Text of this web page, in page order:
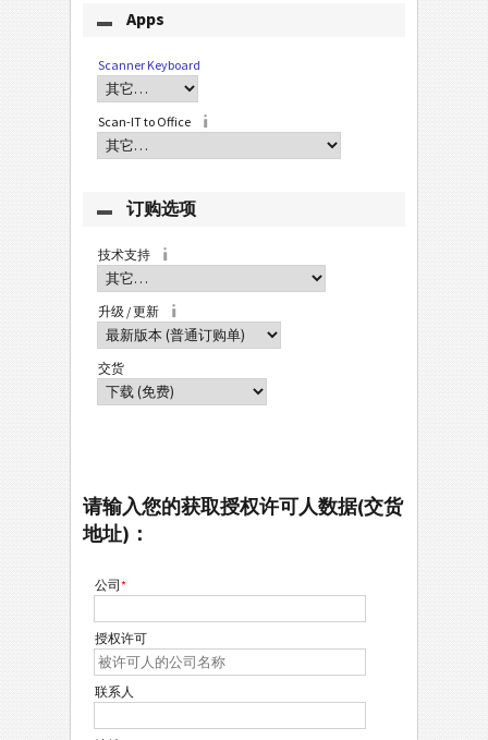
Apps
Scanner Keyboard
Scan-IT to Office
订购选项
技术支持
升级 / 更新
交货
请输入您的获取授权许可人数据(交货
地址)：
公司*
授权许可
联系人